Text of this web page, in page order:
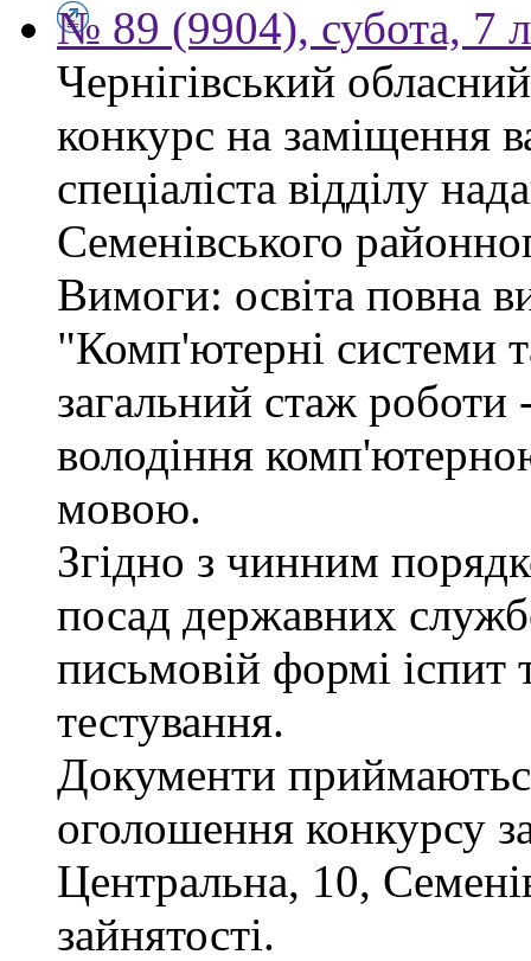
№ 89 (9904), субота, 7
Чернігівський
конкурс на заміщення
спеціаліста відділу
Семенівського
Вимоги: освіта повна
"Комп'ютерні системи
загальний стаж
володіння
мовою.
Згідно з чинним
посад державних
письмовій формі
тестування.
Документи
оголошення конкурсу
Центральна, 10,
зайнятості.